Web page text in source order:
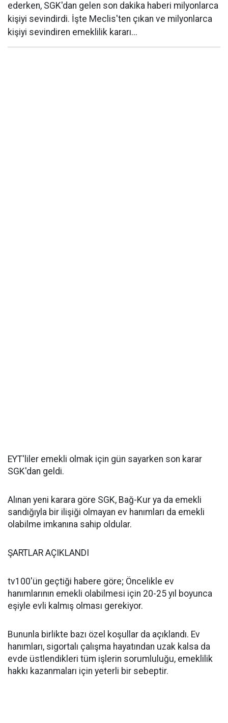
ederken, SGK'dan gelen son dakika haberi milyonlarca
kişiyi sevindirdi. İşte Meclis'ten çıkan ve milyonlarca
kişiyi sevindiren emeklilik kararı...
EYT'liler emekli olmak için gün sayarken son karar
SGK'dan geldi.
Alınan yeni karara göre SGK, Bağ-Kur ya da emekli
sandığıyla bir ilişiği olmayan ev hanımları da emekli
olabilme imkanına sahip oldular.
ŞARTLAR AÇIKLANDI
tv100'ün geçtiği habere göre; Öncelikle ev
hanımlarının emekli olabilmesi için 20-25 yıl boyunca
eşiyle evli kalmış olması gerekiyor.
Bununla birlikte bazı özel koşullar da açıklandı. Ev
hanımları, sigortalı çalışma hayatından uzak kalsa da
evde üstlendikleri tüm işlerin sorumluluğu, emeklilik
hakkı kazanmaları için yeterli bir sebeptir.